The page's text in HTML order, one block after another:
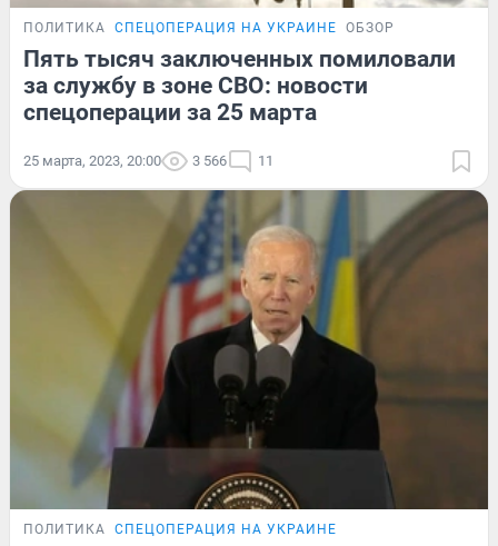
ПОЛИТИКА СПЕЦОПЕРАЦИЯ НА УКРАИНЕ ОБЗОР
Пять тысяч заключенных помиловали
за службу в зоне СВО: новости
спецоперации за 25 марта
25 марта, 2023, 20:00 3 566 11
ПОЛИТИКА СПЕЦОПЕРАЦИЯ НА УКРАИНЕ